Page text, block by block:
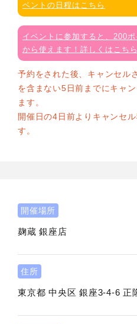
ベントの日程はこちら
イベントに参加すると、200
から使えます！詳しくはこちら
予約をされた後、キャンセル
を含まない5日前までにキャ
ます。
開催日の4日前よりキャンセ
す。
開催場所
麹蔵 銀座店
住所
東京都 中央区 銀座3-4-6 正